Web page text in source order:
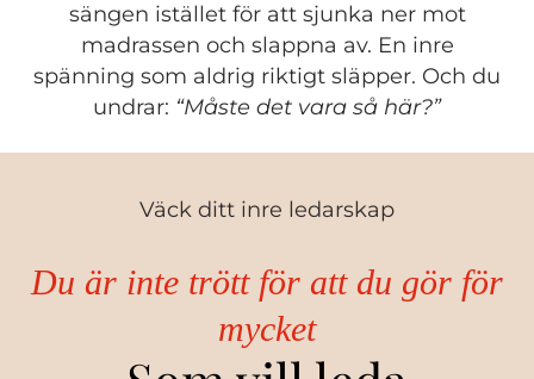
sängen istället för att sjunka ner mot
madrassen och slappna av. En inre
spänning som aldrig riktigt släpper. Och du
undrar: “Måste det vara så här?”
Väck ditt inre ledarskap
Du är inte trött för att du gör för
mycket